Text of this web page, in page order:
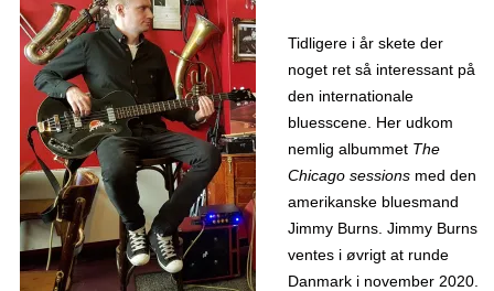
Tidligere i år skete der
noget ret så interessant på
den internationale
bluesscene. Her udkom
nemlig albummet The
Chicago sessions med den
amerikanske bluesmand
Jimmy Burns. Jimmy Burns
ventes i øvrigt at runde
Danmark i november 2020.